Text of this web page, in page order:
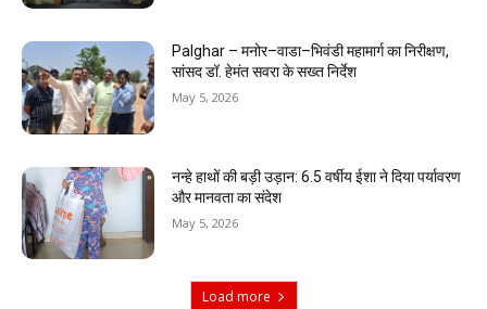
Palghar – मनोर–वाडा–भिवंडी महामार्ग का निरीक्षण,
सांसद डॉ. हेमंत सवरा के सख्त निर्देश
May 5, 2026
नन्हे हाथों की बड़ी उड़ान: 6.5 वर्षीय ईशा ने दिया पर्यावरण
और मानवता का संदेश
May 5, 2026
Load more